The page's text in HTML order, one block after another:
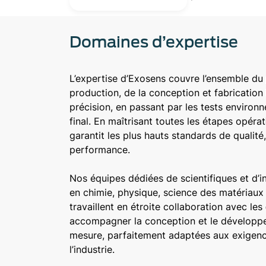
Domaines d’expertise
L’expertise d’Exosens couvre l’ensemble
production, de la conception et fabrication
précision, en passant par les tests
final. En maîtrisant toutes les étapes
garantit les plus hauts standards de
performance.
Nos équipes dédiées de scientifiques et
en chimie, physique, science des
travaillent en étroite collaboration avec les
accompagner la conception et le
mesure, parfaitement adaptées aux
l’industrie.